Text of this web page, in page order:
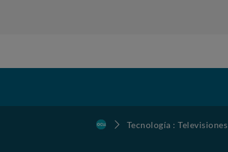
Tecnología : Televisiones